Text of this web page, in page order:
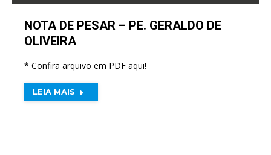
NOTA DE PESAR – PE. GERALDO DE
OLIVEIRA
* Confira arquivo em PDF aqui!
LEIA MAIS